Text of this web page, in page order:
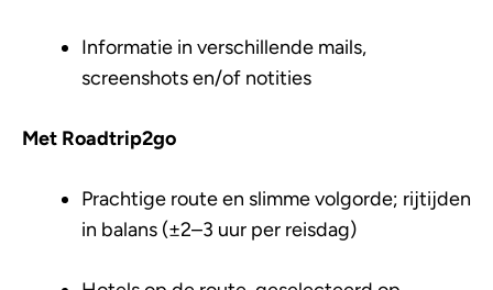
Informatie in verschillende mails,
screenshots en/of notities
Met Roadtrip2go
Prachtige route en slimme volgorde; rijtijden
in balans (±2–3 uur per reisdag)